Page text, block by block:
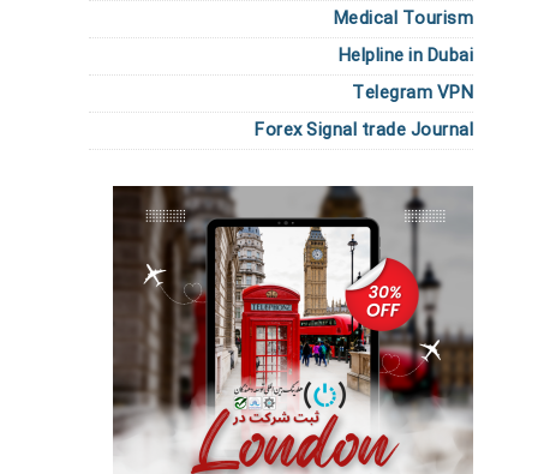
Medical Tourism
Helpline in Dubai
Telegram VPN
Forex Signal trade Journal